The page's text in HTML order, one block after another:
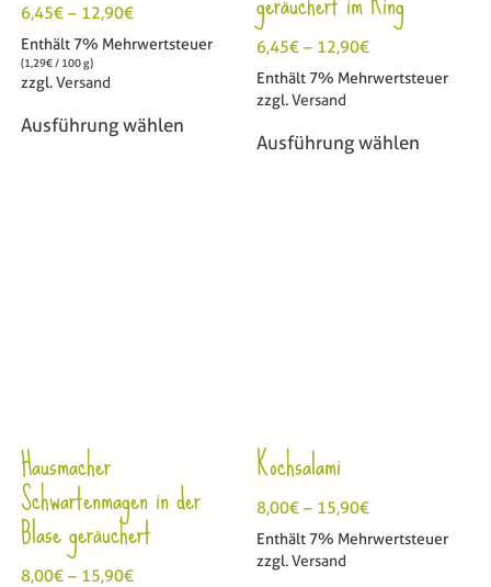
6,45€ – 12,90€
Enthält 7% Mehrwertsteuer
(1,29€/ 100 g)
zzgl.Versand
Ausführung wählen
6,45€ – 12,90€
Enthält 7% Mehrwertsteuer
zzgl.Versand
Ausführung wählen
Hausmacher
Schwartenmagen in der
Blase geräuchert
8,00€ – 15,90€
Kochsalami
8,00€ – 15,90€
Enthält 7% Mehrwertsteuer
zzgl.Versand